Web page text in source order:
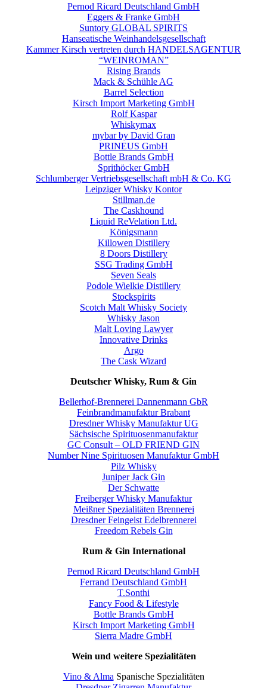
Pernod Ricard Deutschland GmbH
Eggers & Franke GmbH
Suntory GLOBAL SPIRITS
Hanseatische Weinhandelsgesellschaft
Kammer Kirsch vertreten durch HANDELSAGENTUR
“WEINROMAN”
Rising Brands
Mack & Schühle AG
Barrel Selection
Kirsch Import Marketing GmbH
Rolf Kaspar
Whiskymax
mybar by David Gran
PRINEUS GmbH
Bottle Brands GmbH
Sprithöcker GmbH
Schlumberger Vertriebsgesellschaft mbH & Co. KG
Leipziger Whisky Kontor
Stillman.de
The Caskhound
Liquid ReVelation Ltd.
Königsmann
Killowen Distillery
8 Doors Distillery
SSG Trading GmbH
Seven Seals
Podole Wielkie Distillery
Stockspirits
Scotch Malt Whisky Society
Whisky Jason
Malt Loving Lawyer
Innovative Drinks
Argo
The Cask Wizard
Deutscher Whisky, Rum & Gin
Bellerhof-Brennerei Dannenmann GbR
Feinbrandmanufaktur Brabant
Dresdner Whisky Manufaktur UG
Sächsische Spirituosenmanufaktur
GC Consult – OLD FRIEND GIN
Number Nine Spirituosen Manufaktur GmbH
Pilz Whisky
Juniper Jack Gin
Der Schwatte
Freiberger Whisky Manufaktur
Meißner Spezialitäten Brennerei
Dresdner Feingeist Edelbrennerei
Freedom Rebels Gin
Rum & Gin International
Pernod Ricard Deutschland GmbH
Ferrand Deutschland GmbH
T.Sonthi
Fancy Food & Lifestyle
Bottle Brands GmbH
Kirsch Import Marketing GmbH
Sierra Madre GmbH
Wein und weitere Spezialitäten
Vino & Alma Spanische Spezialitäten